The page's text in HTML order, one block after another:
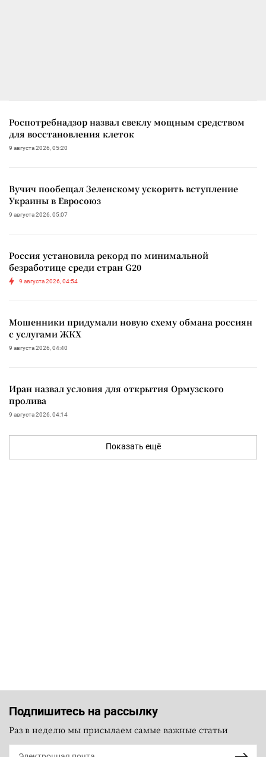
Роспотребнадзор назвал свеклу мощным средством
для восстановления клеток
9 августа 2026, 05:20
Вучич пообещал Зеленскому ускорить вступление
Украины в Евросоюз
9 августа 2026, 05:07
Россия установила рекорд по минимальной
безработице среди стран G20
9 августа 2026, 04:54
Мошенники придумали новую схему обмана россиян
с услугами ЖКХ
9 августа 2026, 04:40
Иран назвал условия для открытия Ормузского
пролива
9 августа 2026, 04:14
Показать ещё
Подпишитесь на рассылку
Раз в неделю мы присылаем самые важные статьи